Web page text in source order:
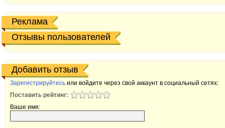
Реклама
Отзывы пользователей
Добавить отзыв
Зарегистрируйтесь или войдите через свой аккаунт в социальный сетях:
Поставить рейтинг:
Ваше имя: